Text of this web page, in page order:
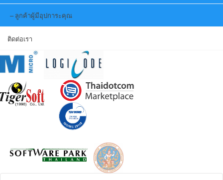
ลูกค้าผู้มีอุปการะคุณ
ติดต่อเรา